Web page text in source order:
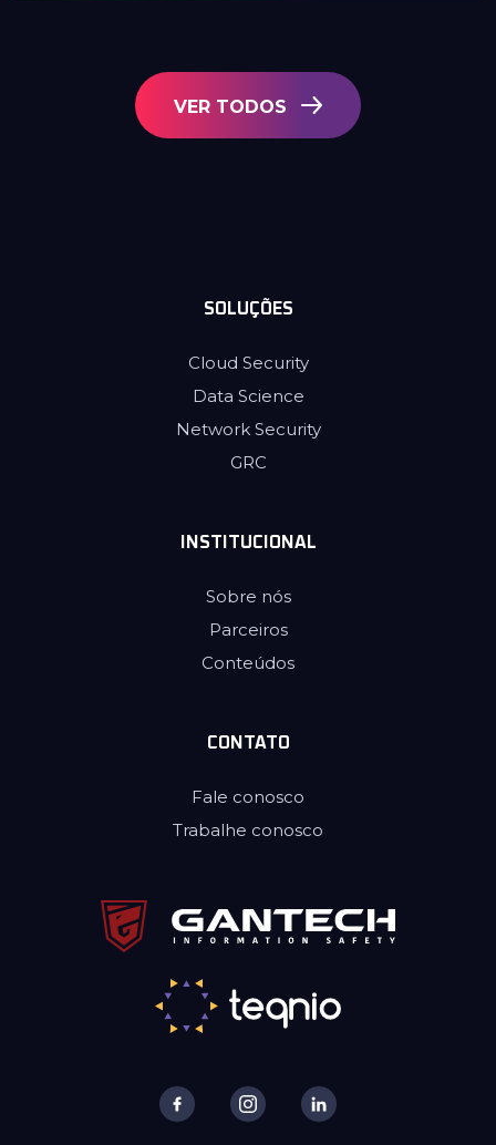
VER TODOS
SOLUÇÕES
Cloud Security
Data Science
Network Security
GRC
INSTITUCIONAL
Sobre nós
Parceiros
Conteúdos
CONTATO
Fale conosco
Trabalhe conosco